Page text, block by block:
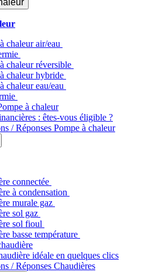
chaleur air/eau
chaleur réversible
chaleur hybride
chaleur​ eau/eau
à chaleur
: êtes-vous éligible ?
/ Réponses Pompe à chaleur
connectée
à condensation
murale gaz
sol gaz
sol fioul
basse température
idéale en quelques clics
/ Réponses Chaudières